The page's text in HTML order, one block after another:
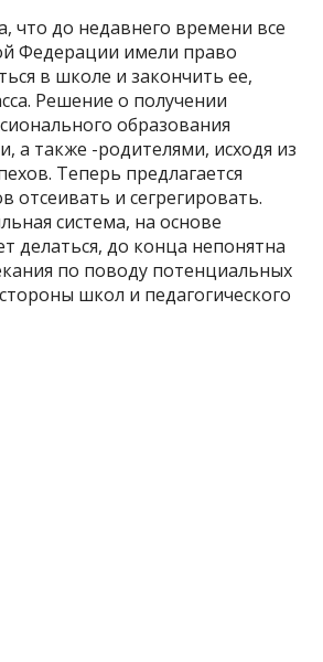
что до недавнего времени все
Федерации имели право
в школе и закончить ее,
Решение о получении
образования
а также -родителями, исходя из
Теперь предлагается
отсеивать и сегрегировать.
система, на основе
делаться, до конца непонятна
по поводу потенциальных
школ и педагогического